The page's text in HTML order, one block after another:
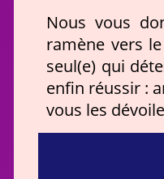
Nous vous
ramène vers
seul(e) qui
enfin réussir :
vous les